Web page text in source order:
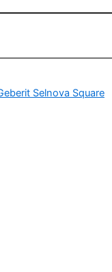
Selnova Square